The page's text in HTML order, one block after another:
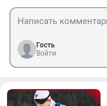
Гость
Войти